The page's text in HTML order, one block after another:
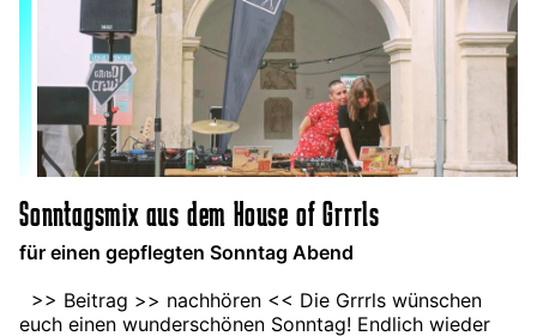
Sonntagsmix aus dem House of Grrrls
für einen gepflegten Sonntag Abend
>> Beitrag >> nachhören << Die Grrrls wünschen
euch einen wunderschönen Sonntag! Endlich wieder